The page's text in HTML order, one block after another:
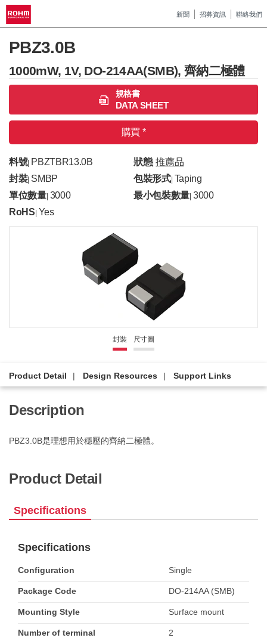
新聞 招募資訊 聯絡我們
PBZ3.0B
1000mW, 1V, DO-214AA(SMB), 齊納二極體
規格書
DATA SHEET
購買 *
料號| PBZTBR13.0B 狀態|推薦品
封裝| SMBP 包裝形式| Taping
單位數量| 3000 最小包裝數量 |3000
RoHS Yes
封裝 尺寸圖
Product Detail Design Resources Support Links
Description
PBZ3.0B是理想用於穩壓的齊納二極體。
Product Detail
Specifications
Specifications
Configuration Single
Package Code DO-214AA (SMB)
Mounting Style Surface mount
Number of terminal 2